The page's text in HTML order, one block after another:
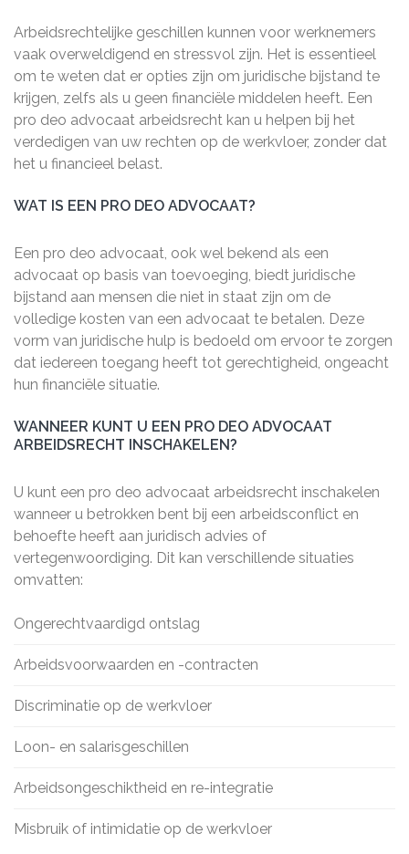
Arbeidsrechtelijke geschillen kunnen voor werknemers
vaak overweldigend en stressvol zijn. Het is essentieel
om te weten dat er opties zijn om juridische bijstand te
krijgen, zelfs als u geen financiële middelen heeft. Een
pro deo advocaat arbeidsrecht kan u helpen bij het
verdedigen van uw rechten op de werkvloer, zonder dat
het u financieel belast.
WAT IS EEN PRO DEO ADVOCAAT?
Een pro deo advocaat, ook wel bekend als een
advocaat op basis van toevoeging, biedt juridische
bijstand aan mensen die niet in staat zijn om de
volledige kosten van een advocaat te betalen. Deze
vorm van juridische hulp is bedoeld om ervoor te zorgen
dat iedereen toegang heeft tot gerechtigheid, ongeacht
hun financiële situatie.
WANNEER KUNT U EEN PRO DEO ADVOCAAT
ARBEIDSRECHT INSCHAKELEN?
U kunt een pro deo advocaat arbeidsrecht inschakelen
wanneer u betrokken bent bij een arbeidsconflict en
behoefte heeft aan juridisch advies of
vertegenwoordiging. Dit kan verschillende situaties
omvatten:
Ongerechtvaardigd ontslag
Arbeidsvoorwaarden en -contracten
Discriminatie op de werkvloer
Loon- en salarisgeschillen
Arbeidsongeschiktheid en re-integratie
Misbruik of intimidatie op de werkvloer